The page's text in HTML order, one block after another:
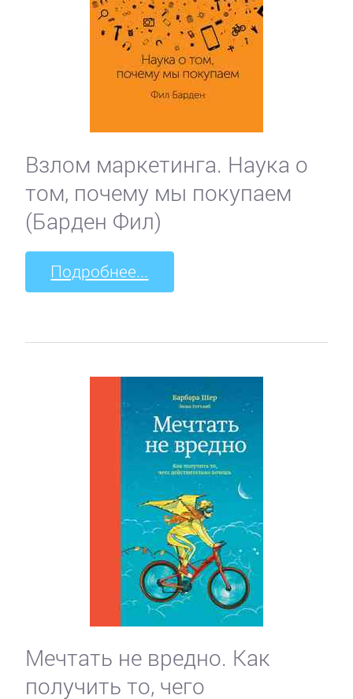
Взлом маркетинга. Наука о
том, почему мы покупаем
(Барден Фил)
Подробнее...
Мечтать не вредно. Как
получить то, чего